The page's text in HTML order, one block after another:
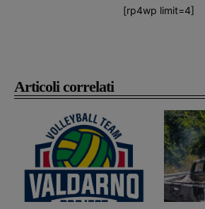
Articoli correlati
[rp4wp limit=4]